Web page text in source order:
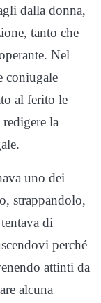
dalla donna,
tanto che
Nel
coniugale
al ferito le
la
uno dei
strappandolo,
di
perché
attinti da
alcuna